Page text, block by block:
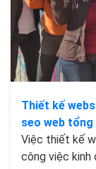
Thiết kế
seo web
Việc thiết kế
công việc kinh